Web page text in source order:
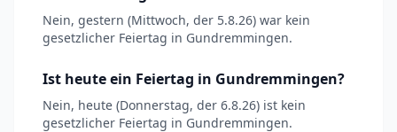
Nein, gestern (Mittwoch, der 5.8.26) war kein
gesetzlicher Feiertag in Gundremmingen.
Ist heute ein Feiertag in Gundremmingen?
Nein, heute (Donnerstag, der 6.8.26) ist kein
gesetzlicher Feiertag in Gundremmingen.